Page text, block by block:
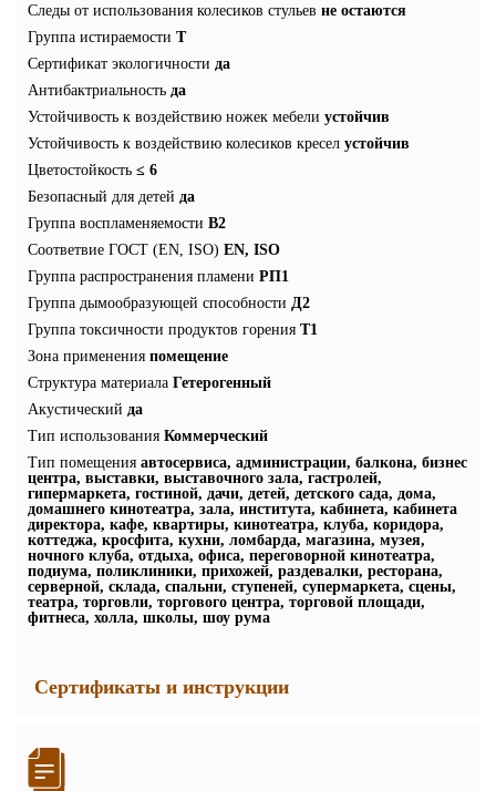
Следы от использования колесиков стульев не остаются
Группа истираемости T
Сертификат экологичности да
Антибактриальность да
Устойчивость к воздействию ножек мебели устойчив
Устойчивость к воздействию колесиков кресел устойчив
Цветостойкость ≤ 6
Безопасный для детей да
Группа воспламеняемости В2
Соответвие ГОСТ (EN, ISO) EN, ISO
Группа распространения пламени РП1
Группа дымообразующей способности Д2
Группа токсичности продуктов горения Т1
Зона применения помещение
Структура материала Гетерогенный
Акустический да
Тип использования Коммерческий
Тип помещения автосервиса, администрации, балкона, бизнес
центра, выставки, выставочного зала, гастролей,
гипермаркета, гостиной, дачи, детей, детского сада, дома,
домашнего кинотеатра, зала, института, кабинета, кабинета
директора, кафе, квартиры, кинотеатра, клуба, коридора,
коттеджа, кросфита, кухни, ломбарда, магазина, музея,
ночного клуба, отдыха, офиса, переговорной кинотеатра,
подиума, поликлиники, прихожей, раздевалки, ресторана,
серверной, склада, спальни, ступеней, супермаркета, сцены,
театра, торговли, торгового центра, торговой площади,
фитнеса, холла, школы, шоу рума
Сертификаты и инструкции